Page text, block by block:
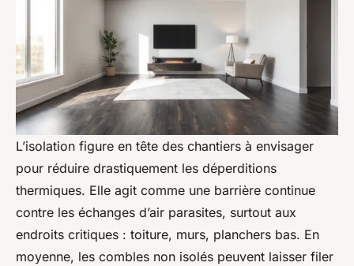
L’isolation figure en tête des chantiers à envisager
pour réduire drastiquement les déperditions
thermiques. Elle agit comme une barrière continue
contre les échanges d’air parasites, surtout aux
endroits critiques : toiture, murs, planchers bas. En
moyenne, les combles non isolés peuvent laisser filer